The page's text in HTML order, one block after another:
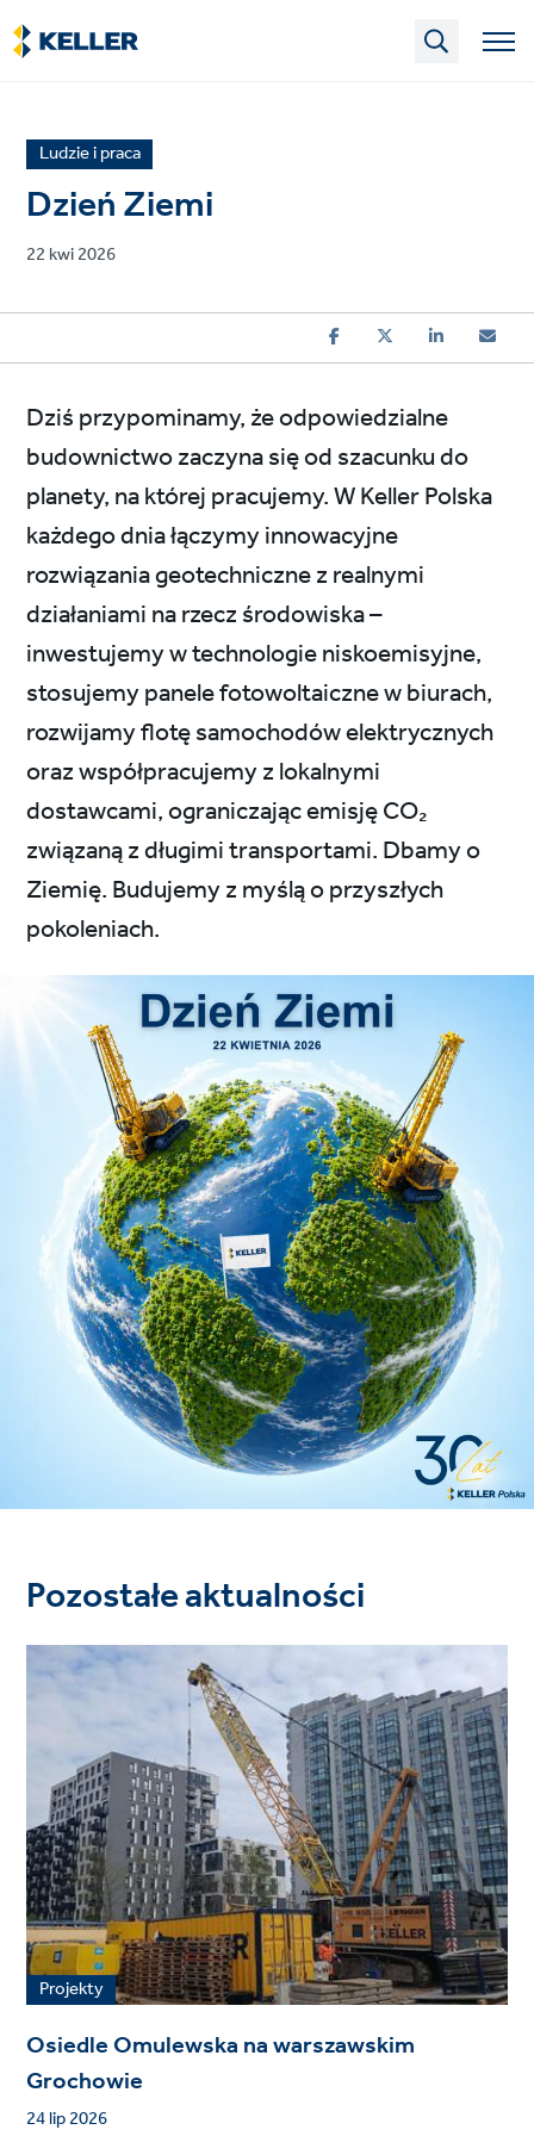
Skip
to
main
News
article
category
Ludzie i praca
Dzień Ziemi
Published
22 kwi 2026
Dziś przypominamy, że odpowiedzialne
budownictwo zaczyna się od szacunku do
planety, na której pracujemy. W Keller Polska
każdego dnia łączymy innowacyjne
rozwiązania geotechniczne z realnymi
działaniami na rzecz środowiska –
inwestujemy w technologie niskoemisyjne,
stosujemy panele fotowoltaiczne w biurach,
rozwijamy flotę samochodów elektrycznych
oraz współpracujemy z lokalnymi
dostawcami, ograniczając emisję CO₂
związaną z długimi transportami. Dbamy o
Ziemię. Budujemy z myślą o przyszłych
pokoleniach.
Pozostałe aktualności
Projekty
Osiedle Omulewska na warszawskim
Grochowie
24 lip 2026